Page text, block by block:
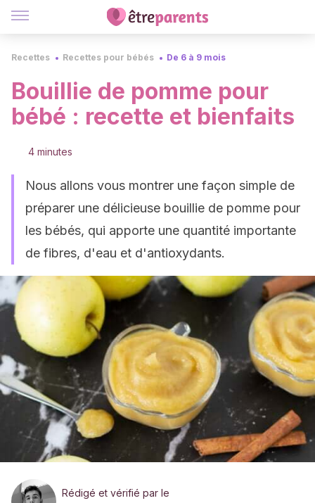
Recettes Recettes pour bébés De 6 à 9 mois
Bouillie de pomme pour
bébé : recette et bienfaits
4 minutes
Nous allons vous montrer une façon simple de
préparer une délicieuse bouillie de pomme pour
les bébés, qui apporte une quantité importante
de fibres, d'eau et d'antioxydants.
Rédigé et vérifié par le